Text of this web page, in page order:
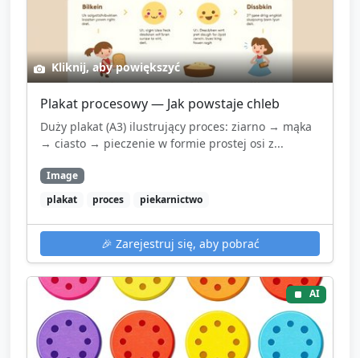
Kliknij, aby powiększyć
Plakat procesowy — Jak powstaje chleb
Duży plakat (A3) ilustrujący proces: ziarno → mąka
→ ciasto → pieczenie w formie prostej osi z...
Image
plakat
proces piekarnictwo
🎉 Zarejestruj się, aby pobrać
AI